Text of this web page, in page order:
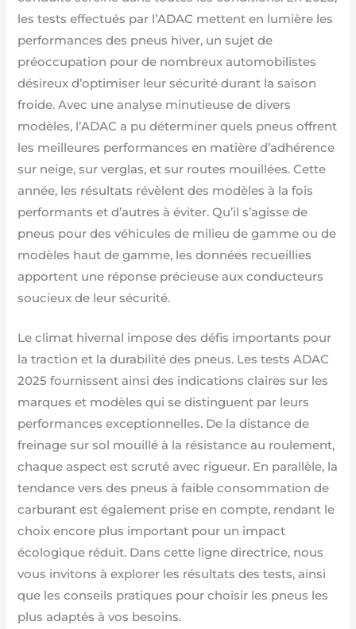
les tests effectués par l’ADAC mettent en lumière les
performances des pneus hiver, un sujet de
préoccupation pour de nombreux automobilistes
désireux d’optimiser leur sécurité durant la saison
froide. Avec une analyse minutieuse de divers
modèles, l’ADAC a pu déterminer quels pneus offrent
les meilleures performances en matière d’adhérence
sur neige, sur verglas, et sur routes mouillées. Cette
année, les résultats révèlent des modèles à la fois
performants et d’autres à éviter. Qu’il s’agisse de
pneus pour des véhicules de milieu de gamme ou de
modèles haut de gamme, les données recueillies
apportent une réponse précieuse aux conducteurs
soucieux de leur sécurité.
Le climat hivernal impose des défis importants pour
la traction et la durabilité des pneus. Les tests ADAC
2025 fournissent ainsi des indications claires sur les
marques et modèles qui se distinguent par leurs
performances exceptionnelles. De la distance de
freinage sur sol mouillé à la résistance au roulement,
chaque aspect est scruté avec rigueur. En parallèle, la
tendance vers des pneus à faible consommation de
carburant est également prise en compte, rendant le
choix encore plus important pour un impact
écologique réduit. Dans cette ligne directrice, nous
vous invitons à explorer les résultats des tests, ainsi
que les conseils pratiques pour choisir les pneus les
plus adaptés à vos besoins.